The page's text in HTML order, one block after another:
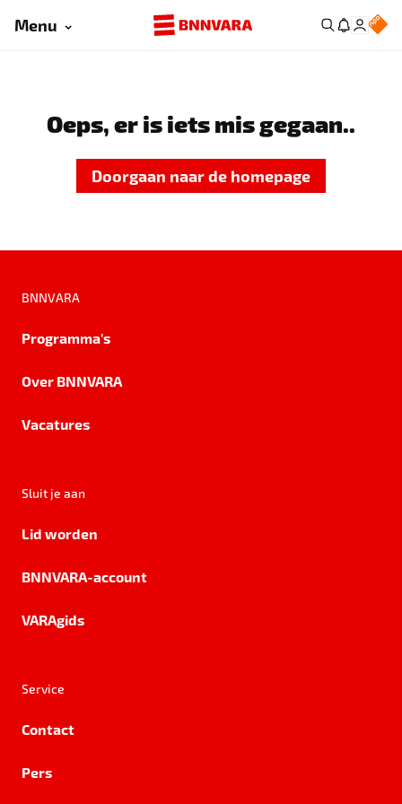
Menu
Oeps, er is iets mis gegaan..
Doorgaan naar de homepage
BNNVARA
Programma's
Over BNNVARA
Vacatures
Sluit je aan
Lid worden
BNNVARA-account
VARAgids
Service
Contact
Pers